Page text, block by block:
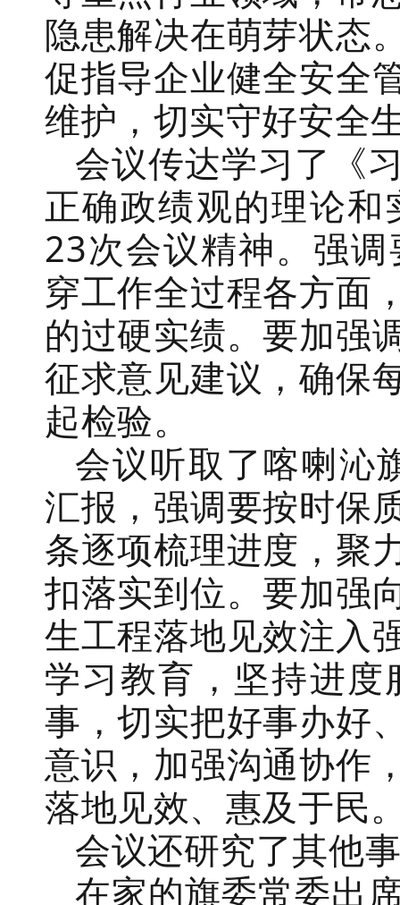
隐患解决在萌芽状态
促指导企业健全安全
维护，切实守好安全
会议传达学习了《
正确政绩观的理论
23次会议精神。强
穿工作全过程各方面
的过硬实绩。要加强
征求意见建议，确保
起检验。
会议听取了喀喇沁
汇报，强调要按时保
条逐项梳理进度，聚
扣落实到位。要加强
生工程落地见效注入
学习教育，坚持进
事，切实把好事办好
意识，加强沟通协作
落地见效、惠及于民
会议还研究了其他
在家的旗委常委出